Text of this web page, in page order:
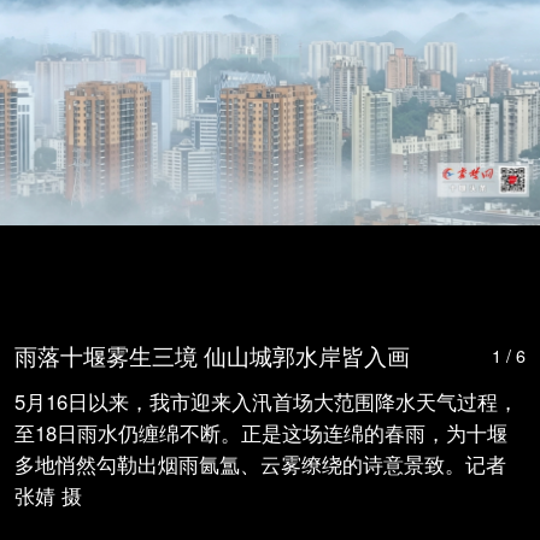
雨落十堰雾生三境 仙山城郭水岸皆入画 1 / 6
5月16日以来，我市迎来入汛首场大范围降水天气过程，
至18日雨水仍缠绵不断。正是这场连绵的春雨，为十堰
多地悄然勾勒出烟雨氤氲、云雾缭绕的诗意景致。记者
张婧 摄